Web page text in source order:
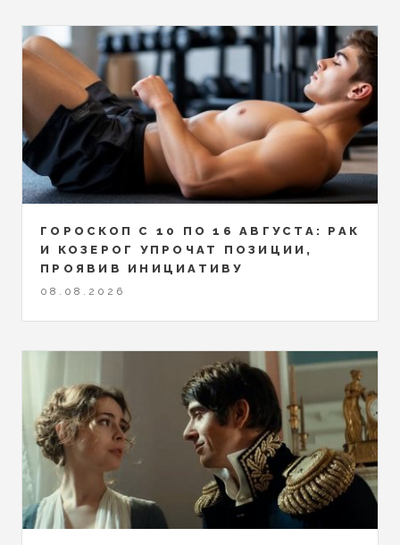
ГОРОСКОП С 10 ПО 16 АВГУСТА: РАК
И КОЗЕРОГ УПРОЧАТ ПОЗИЦИИ,
ПРОЯВИВ ИНИЦИАТИВУ
08.08.2026